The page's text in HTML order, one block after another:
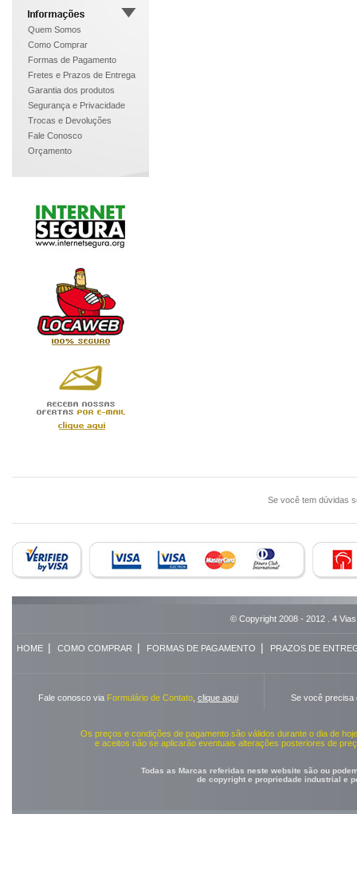
Quem Somos
Como Comprar
Formas de Pagamento
Fretes e Prazos de Entrega
Garantia dos produtos
Segurança e Privacidade
Trocas e Devoluções
Fale Conosco
Orçamento
Se você tem dúvidas
© Copyright 2008 - 2012 . 4
HOME| COMO COMPRAR | FORMAS DE PAGAMENTO | PRAZOS DE
Fale conosco via Formulário de Contato, clique aqui Se você precisa
Os preços e condições de pagamento são válidos durante o dia de
e aceitos não se aplicarão eventuais alterações posteriores de
Todas as Marcas referidas neste website são ou
de copyright e propriedade industrial e